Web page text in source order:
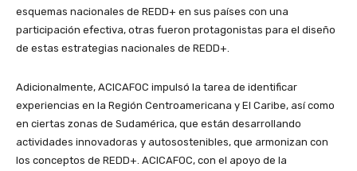
esquemas nacionales de REDD+ en sus países con una
participación efectiva, otras fueron protagonistas para el diseño
de estas estrategias nacionales de REDD+.
Adicionalmente, ACICAFOC impulsó la tarea de identificar
experiencias en la Región Centroamericana y El Caribe, así como
en ciertas zonas de Sudamérica, que están desarrollando
actividades innovadoras y autosostenibles, que armonizan con
los conceptos de REDD+. ACICAFOC, con el apoyo de la